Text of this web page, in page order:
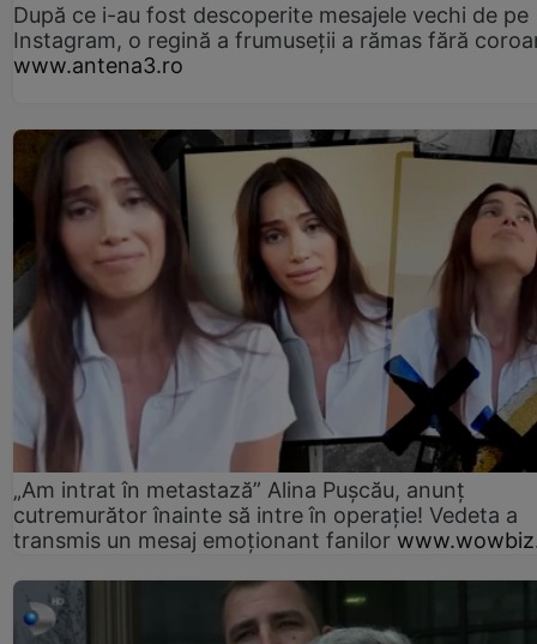
După ce i-au fost descoperite mesajele vechi de pe
Instagram, o regină a frumuseții a rămas fără
www.antena3.ro
„Am intrat în metastază” Alina Pușcău, anunț
cutremurător înainte să intre în operație! Vedeta a
transmis un mesaj emoționant fanilor